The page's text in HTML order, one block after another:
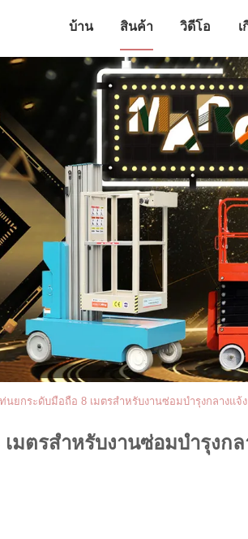
บ้าน สินค้า วิดีโอ เ
นยกระดับมือถือ 8 เมตรสำหรับงานซ่อมบำรุงกลางแจ้ง
มตรสำหรับงานซ่อมบำรุงกล